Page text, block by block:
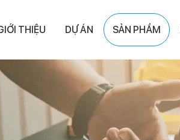
THIỆU DỰ ÁN SẢN PHẨM